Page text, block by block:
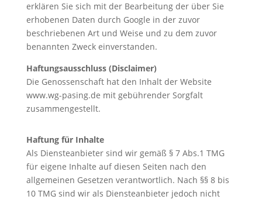
erklären Sie sich mit der Bearbeitung der über Sie
erhobenen Daten durch Google in der zuvor
beschriebenen Art und Weise und zu dem zuvor
benannten Zweck einverstanden.
Haftungsausschluss (Disclaimer)
Die Genossenschaft hat den Inhalt der Website
www.wg-pasing.de mit gebührender Sorgfalt
zusammengestellt.
Haftung für Inhalte
Als Diensteanbieter sind wir gemäß § 7 Abs.1 TMG
für eigene Inhalte auf diesen Seiten nach den
allgemeinen Gesetzen verantwortlich. Nach §§ 8 bis
10 TMG sind wir als Diensteanbieter jedoch nicht